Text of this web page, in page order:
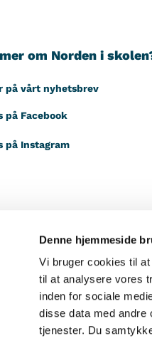
Denne hjemmeside
Vi bruger cookies til
til at analysere vores
inden for sociale
disse data med andre
tjenester. Du
om Norden i
på vårt nyhetsbrev
på Facebook
på Instagram